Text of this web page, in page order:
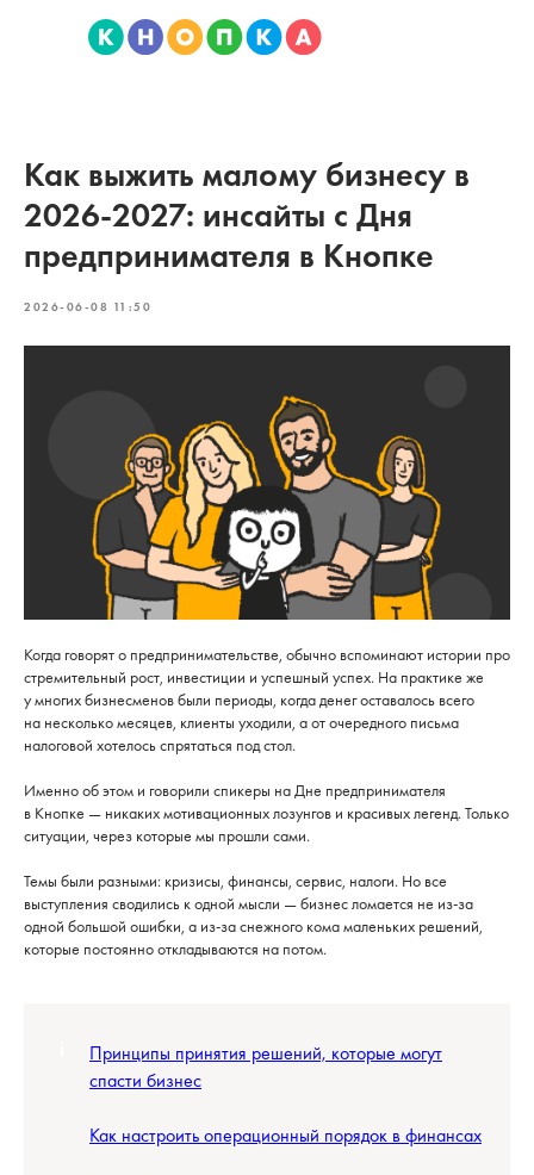
Как выжить малому бизнесу в
2026-2027: инсайты с Дня
предпринимателя в Кнопке
2026-06-08 11:50
Когда говорят о предпринимательстве, обычно вспоминают истории про
стремительный рост, инвестиции и успешный успех. На практике же
у многих бизнесменов были периоды, когда денег оставалось всего
на несколько месяцев, клиенты уходили, а от очередного письма
налоговой хотелось спрятаться под стол.
Именно об этом и говорили спикеры на Дне предпринимателя
в Кнопке — никаких мотивационных лозунгов и красивых легенд. Только
ситуации, через которые мы прошли сами.
Темы были разными: кризисы, финансы, сервис, налоги. Но все
выступления сводились к одной мысли — бизнес ломается не из-за
одной большой ошибки, а из-за снежного кома маленьких решений,
которые постоянно откладываются на потом.
Принципы принятия решений, которые могут
спасти бизнес
Как настроить операционный порядок в финансах